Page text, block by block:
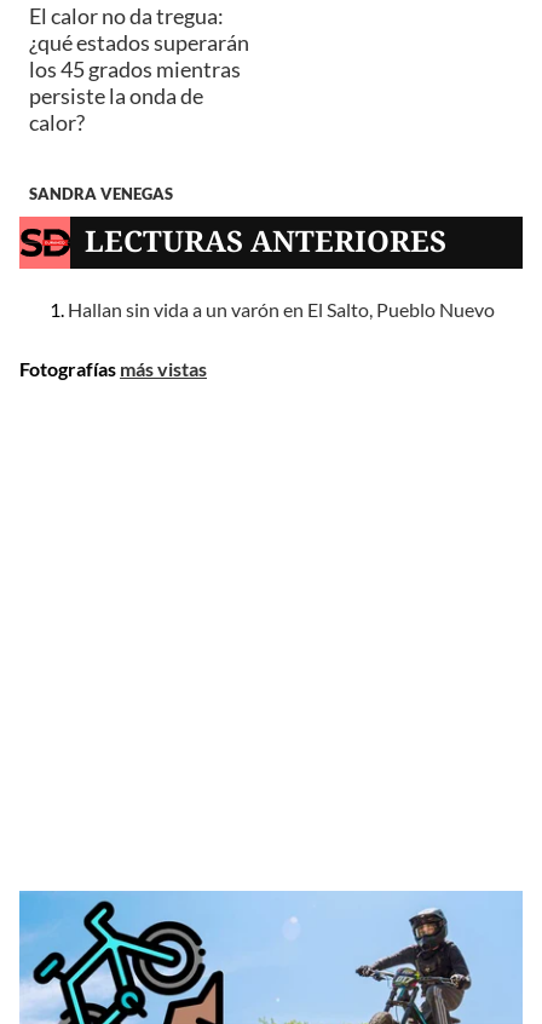
El calor no da tregua:
¿qué estados superarán
los 45 grados mientras
persiste la onda de
calor?
SANDRA VENEGAS
LECTURAS ANTERIORES
Hallan sin vida a un varón en El Salto, Pueblo Nuevo
Fotografías más vistas